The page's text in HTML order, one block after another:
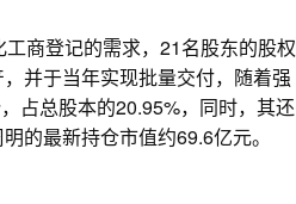
商登记的需求，21名股东的股权
并于当年实现批量交付，随着强
占总股本的20.95%，同时，其还
的最新持仓市值约69.6亿元。